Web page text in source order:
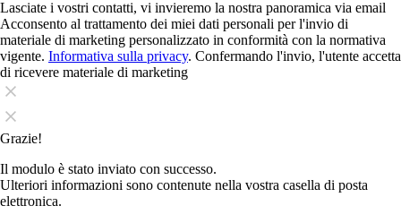
Lasciate i vostri contatti, vi invieremo la nostra panoramica via email
Acconsento al trattamento dei miei dati personali per l'invio di
materiale di marketing personalizzato in conformità con la normativa
vigente. Informativa sulla privacy. Confermando l'invio, l'utente accetta
di ricevere materiale di marketing
Grazie!
Il modulo è stato inviato con successo.
Ulteriori informazioni sono contenute nella vostra casella di posta
elettronica.